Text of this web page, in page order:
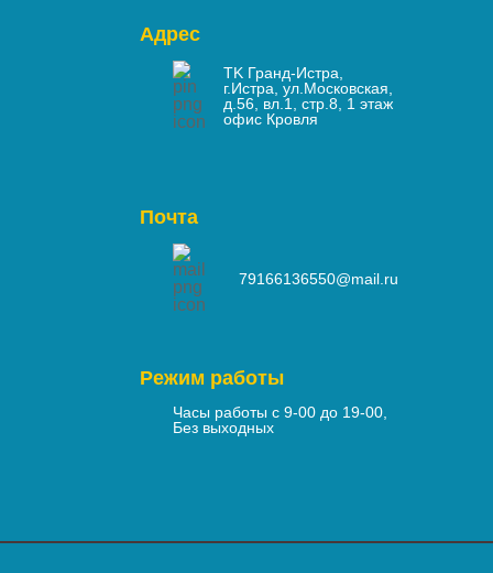
Адрес
ТK Гранд-Истра,
г.Истра, ул.Московская,
д.56, вл.1, стр.8, 1 этаж
офис Кровля
Почта
79166136550@mail.ru
Режим работы
Часы работы с 9-00 до 19-00,
Без выходных